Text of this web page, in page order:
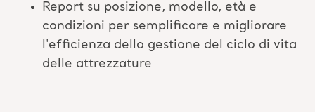
Report su posizione, modello, età e
condizioni per semplificare e migliorare
l'efficienza della gestione del ciclo di vita
delle attrezzature